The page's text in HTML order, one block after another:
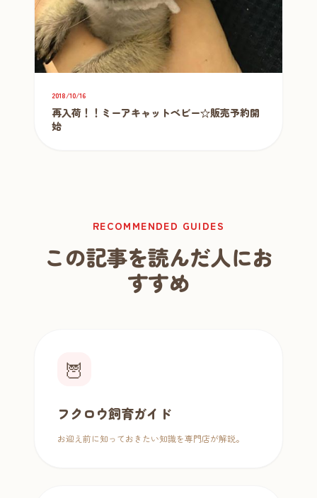
2018/10/16
再入荷！！ミーアキャットベビー☆販売予約開
始
RECOMMENDED GUIDES
この記事を読んだ人にお
すすめ
🦉
フクロウ飼育ガイド
お迎え前に知っておきたい知識を専門店が解説。